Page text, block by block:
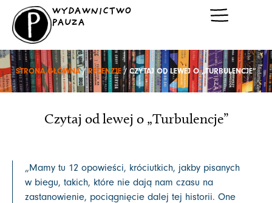
Przejdź
treści
WYDAWNICTWO
PAUZA
STRONA GŁÓWNA/RECENZJE/ CZYTAJ OD LEWEJ O „TURBULENCJE”
Czytaj od lewej o „Turbulencje”
„Mamy tu 12 opowieści, króciutkich, jakby pisanych
w biegu, takich, które nie dają nam czasu na
zastanowienie, pociągnięcie dalej tej historii. One